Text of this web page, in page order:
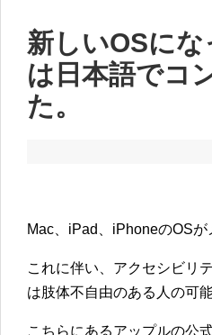
新しいOSに
は日本語でコ
た。
Mac、iPad、iPhoneのOS
これに伴い、アクセシビリ
は肢体不自由のある人の可
こちらにあるアップルの公